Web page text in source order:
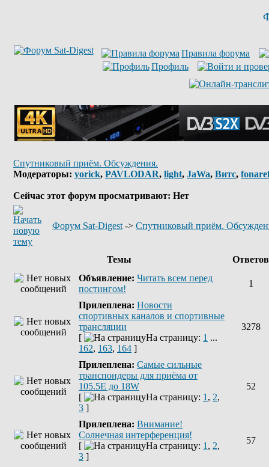
Правила форума
Профиль
Спутниковый приём. Обсуждения.
Модераторы: yorick, PAVLODAR, light, JaWa, Витс,
Сейчас этот форум просматривают: Нет
Форум Sat-Digest -> Спутниковый приём.
Темы
Объявление: Читать всем перед
постингом!
1
Прилеплена: Новости
спортивных каналов и спортивные
трансляции
[
На страницу: 1 ...
162, 163, 164 ]
3278
Прилеплена: Самые сильные
транспондеры для приёма от
105.5Е до 18W
[
На страницу: 1 , 2,
3 ]
52
Прилеплена: Внимание!
Солнечная интерференция!
[
На страницу: 1 , 2,
3 ]
57